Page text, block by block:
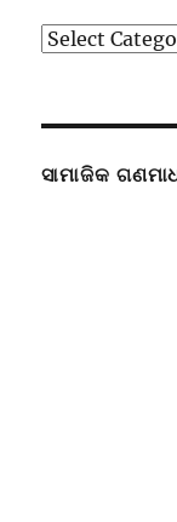
ବିଭାଗ
ସାମାଜିକ